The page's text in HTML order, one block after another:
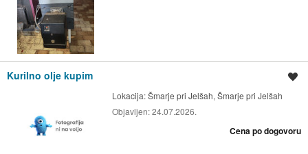
Kurilno olje kupim
Lokacija:Šmarje pri Jelšah, Šmarje pri Jelšah
Objavljen:24.07.2026.
Cena po dogovoru